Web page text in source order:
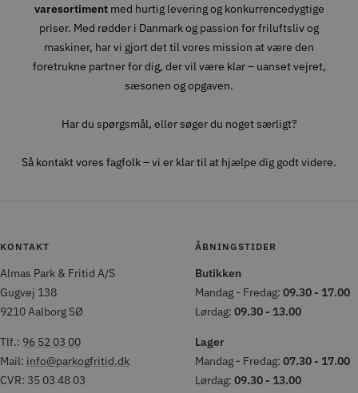
varesortimentmed hurtig levering og konkurrencedygtige
priser. Med rødder i Danmark og passion for friluftsliv og
maskiner, har vi gjort det til vores mission at være den
foretrukne partner for dig, der vil være klar – uanset vejret,
sæsonen og opgaven.
Har du spørgsmål, eller søger du noget særligt?
Så kontakt vores fagfolk – vi er klar til at hjælpe dig godt videre.
KONTAKT
Almas Park & Fritid A/S
Gugvej 138
9210 Aalborg SØ
Tlf.: 96 52 03 00
Mail: info@parkogfritid.dk
CVR: 35 03 48 03
ÅBNINGSTIDER
Butikken
Mandag - Fredag: 09.30 - 17.00
Lørdag: 09.30 - 13.00
Lager
Mandag - Fredag: 07.30 - 17.00
Lørdag: 09.30 - 13.00